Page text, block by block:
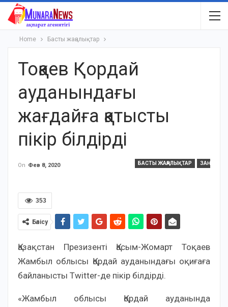
Home Басты жаңалықтар
Тоқаев Қордай
ауданындағы
жағдайға қатысты
пікір білдірді
БАСТЫ ЖАҢАЛЫҚТАР ЗАҢ
On Фев 8, 2020
353
Бөлісу
Қазақстан Презизенті Қасым-Жомарт Тоқаев
Жамбыл облысы Қордай ауданындағы оқиғаға
байланысты Twitter-де пікір білдірді.
«Жамбыл облысы Қордай ауданында